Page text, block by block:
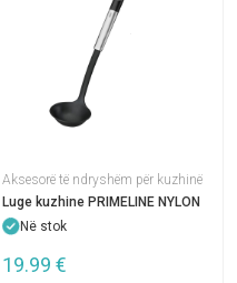
Aksesorë të ndryshëm për kuzhinë
Luge kuzhine PRIMELINE NYLON
Në stok
19.99 €